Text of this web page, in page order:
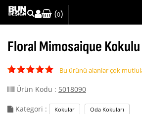
(0)
Floral Mimosaique
Bu ürünü alanlar çok
Ürün Kodu : 5018090
Kategori : Kokular Oda Kokuları